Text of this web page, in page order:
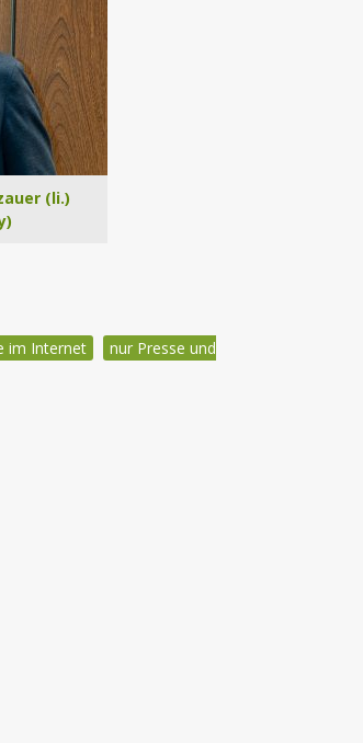
(li.)
im Internet
nur Presse und